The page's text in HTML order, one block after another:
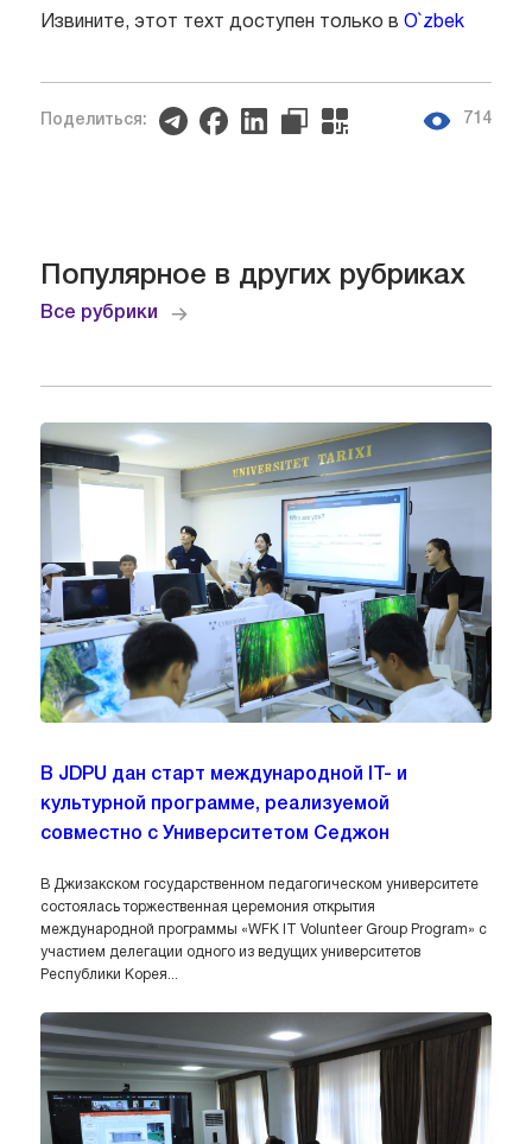
Извините, этот техт доступен только в O`zbek
Поделиться: 714
Популярное в других рубриках
Все рубрики
В JDPU дан старт международной IT- и
культурной программе, реализуемой
совместно с Университетом Седжон
В Джизакском государственном педагогическом университете
состоялась торжественная церемония открытия
международной программы «WFK IT Volunteer Group Program» с
участием делегации одного из ведущих университетов
Республики Корея...